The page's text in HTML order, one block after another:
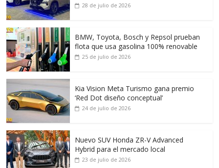
28 de julio de 2026
BMW, Toyota, Bosch y Repsol prueban
flota que usa gasolina 100% renovable
25 de julio de 2026
Kia Vision Meta Turismo gana premio
‘Red Dot diseño conceptual’
24 de julio de 2026
Nuevo SUV Honda ZR-V Advanced
Hybrid para el mercado local
23 de julio de 2026